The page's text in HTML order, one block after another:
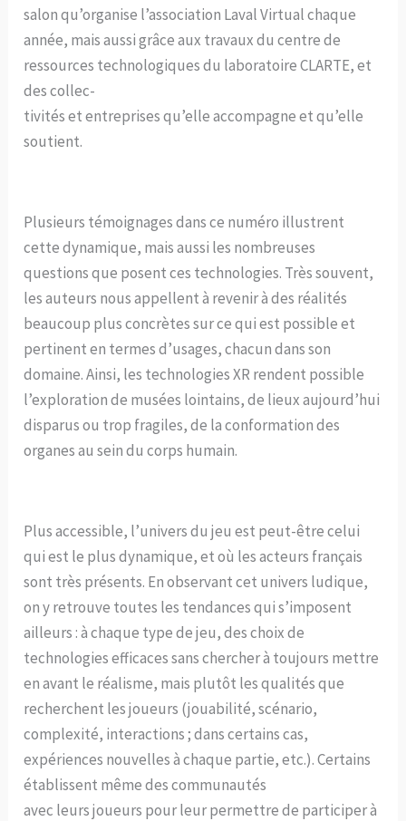
salon qu’organise l’association Laval Virtual chaque
année, mais aussi grâce aux travaux du centre de
ressources technologiques du laboratoire CLARTE, et
des collec-
tivités et entreprises qu’elle accompagne et qu’elle
soutient.
Plusieurs témoignages dans ce numéro illustrent
cette dynamique, mais aussi les nombreuses
questions que posent ces technologies. Très souvent,
les auteurs nous appellent à revenir à des réalités
beaucoup plus concrètes sur ce qui est possible et
pertinent en termes d’usages, chacun dans son
domaine. Ainsi, les technologies XR rendent possible
l’exploration de musées lointains, de lieux aujourd’hui
disparus ou trop fragiles, de la conformation des
organes au sein du corps humain.
Plus accessible, l’univers du jeu est peut-être celui
qui est le plus dynamique, et où les acteurs français
sont très présents. En observant cet univers ludique,
on y retrouve toutes les tendances qui s’imposent
ailleurs : à chaque type de jeu, des choix de
technologies efficaces sans chercher à toujours mettre
en avant le réalisme, mais plutôt les qualités que
recherchent les joueurs (jouabilité, scénario,
complexité, interactions ; dans certains cas,
expériences nouvelles à chaque partie, etc.). Certains
établissent même des communautés
avec leurs joueurs pour leur permettre de participer à